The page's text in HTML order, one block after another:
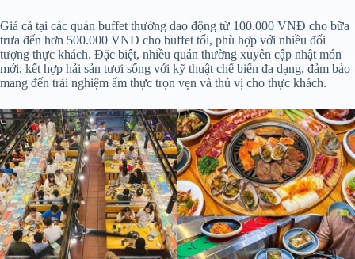
Giá cả tại các quán buffet thường dao động từ 100.000 VNĐ cho bữa
trưa đến hơn 500.000 VNĐ cho buffet tối, phù hợp với nhiều đối
tượng thực khách. Đặc biệt, nhiều quán thường xuyên cập nhật món
mới, kết hợp hải sản tươi sống với kỹ thuật chế biến đa dạng, đảm bảo
mang đến trải nghiệm ẩm thực trọn vẹn và thú vị cho thực khách.